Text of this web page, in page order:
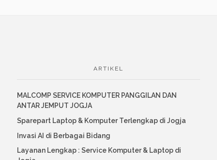
ARTIKEL
MALCOMP SERVICE KOMPUTER PANGGILAN DAN
ANTAR JEMPUT JOGJA
Sparepart Laptop & Komputer Terlengkap di Jogja
Invasi AI di Berbagai Bidang
Layanan Lengkap : Service Komputer & Laptop di